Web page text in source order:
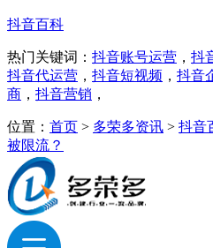
抖音百科
热门关键词： 抖音账号运营 ， 抖
抖音代运营 ， 抖音短视频 ， 抖音
商 ， 抖音营销 ，
位置： 首页 > 多荣多资讯 > 抖音
被限流？